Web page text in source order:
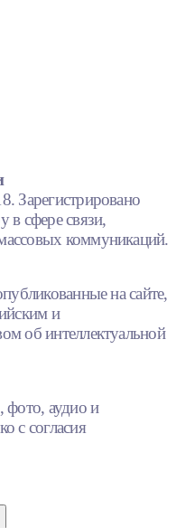
в сфере связи,
коммуникаций.
на сайте,
и
об интеллектуальной
фото, аудио и
с согласия